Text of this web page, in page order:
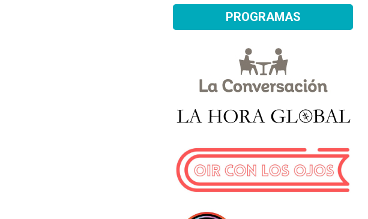
PROGRAMAS